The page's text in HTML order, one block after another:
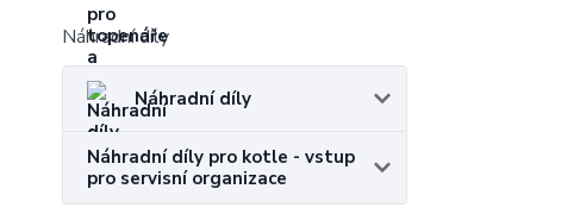
Náhradní díly
Náhradní díly
Náhradní díly pro kotle - vstup
pro servisní organizace